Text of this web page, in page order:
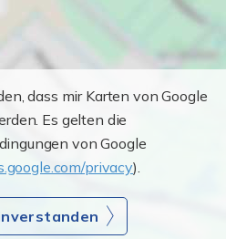
dass mir Karten von Google
Es gelten die
von Google
privacy).